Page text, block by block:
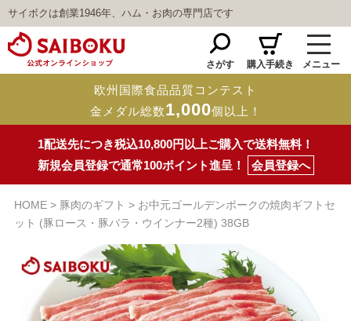
サイボクは創業1946年、ハム・お肉の専門店です
さがす 購入手続き メニュー
欧州国際食品品質コンテスト
金メダル総数1,000個以上！
1配送先につき税込10,800円以上ご購入で送料無料！
新規会員登録で通常100ポイント進呈！
会員登録へ
HOME 豚肉のギフト
お中元ゴールデンポークの焼肉ギフトセ
ット (豚ロース・豚バラ・ウインナー2種) 38GB